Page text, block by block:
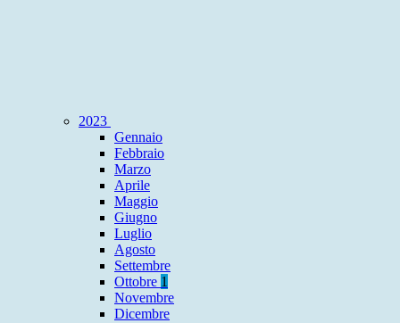
2023
Gennaio
Febbraio
Marzo
Aprile
Maggio
Giugno
Luglio
Agosto
Settembre
Ottobre 1
Novembre
Dicembre